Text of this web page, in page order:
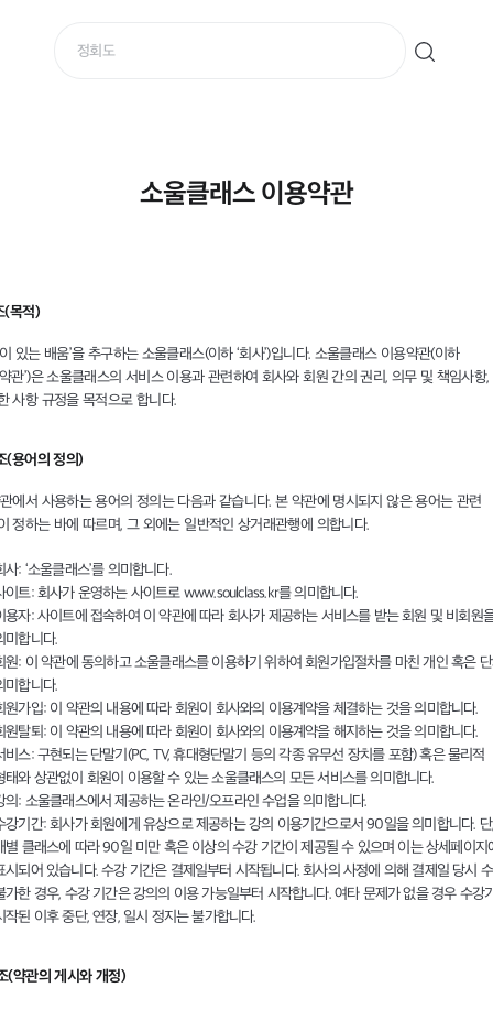
소울클래스 이용약관
(목적)
있는 배움’을 추구하는 소울클래스(이하 ‘회사’)입니다. 소울클래스 이용약관(이하
약관’)은 소울클래스의 서비스 이용과 관련하여 회사와 회원 간의 권리, 의무 및 책임사항,
사항 규정을 목적으로 합니다.
(용어의 정의)
에서 사용하는 용어의 정의는 다음과 같습니다. 본 약관에 명시되지 않은 용어는 관련
정하는 바에 따르며, 그 외에는 일반적인 상거래관행에 의합니다.
사: ‘소울클래스’를 의미합니다.
이트: 회사가 운영하는 사이트로 www.soulclass.kr를 의미합니다.
용자: 사이트에 접속하여 이 약관에 따라 회사가 제공하는 서비스를 받는 회원 및 비회원
미합니다.
원: 이 약관에 동의하고 소울클래스를 이용하기 위하여 회원가입절차를 마친 개인 혹은
미합니다.
원가입: 이 약관의 내용에 따라 회원이 회사와의 이용계약을 체결하는 것을 의미합니다.
원탈퇴: 이 약관의 내용에 따라 회원이 회사와의 이용계약을 해지하는 것을 의미합니다.
비스: 구현되는 단말기(PC, TV, 휴대형단말기 등의 각종 유무선 장치를 포함) 혹은 물리적
태와 상관없이 회원이 이용할 수 있는 소울클래스의 모든 서비스를 의미합니다.
의: 소울클래스에서 제공하는 온라인/오프라인 수업을 의미합니다.
강기간: 회사가 회원에게 유상으로 제공하는 강의 이용기간으로서 90일을 의미합니다. 단,
별 클래스에 따라 90일 미만 혹은 이상의 수강 기간이 제공될 수 있으며 이는 상세페이지
시되어 있습니다. 수강 기간은 결제일부터 시작됩니다. 회사의 사정에 의해 결제일 당시 수
가한 경우, 수강 기간은 강의의 이용 가능일부터 시작합니다. 여타 문제가 없을 경우 수강
작된 이후 중단, 연장, 일시 정지는 불가합니다.
(약관의 게시와 개정)